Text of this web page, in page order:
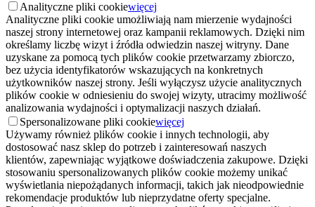
Analityczne pliki cookiewięcej
Analityczne pliki cookie umożliwiają nam mierzenie wydajności
naszej strony internetowej oraz kampanii reklamowych. Dzięki nim
określamy liczbę wizyt i źródła odwiedzin naszej witryny. Dane
uzyskane za pomocą tych plików cookie przetwarzamy zbiorczo,
bez użycia identyfikatorów wskazujących na konkretnych
użytkowników naszej strony. Jeśli wyłączysz użycie analitycznych
plików cookie w odniesieniu do swojej wizyty, utracimy możliwość
analizowania wydajności i optymalizacji naszych działań.
Spersonalizowane pliki cookiewięcej
Używamy również plików cookie i innych technologii, aby
dostosować nasz sklep do potrzeb i zainteresowań naszych
klientów, zapewniając wyjątkowe doświadczenia zakupowe. Dzięki
stosowaniu spersonalizowanych plików cookie możemy unikać
wyświetlania niepożądanych informacji, takich jak nieodpowiednie
rekomendacje produktów lub nieprzydatne oferty specjalne.